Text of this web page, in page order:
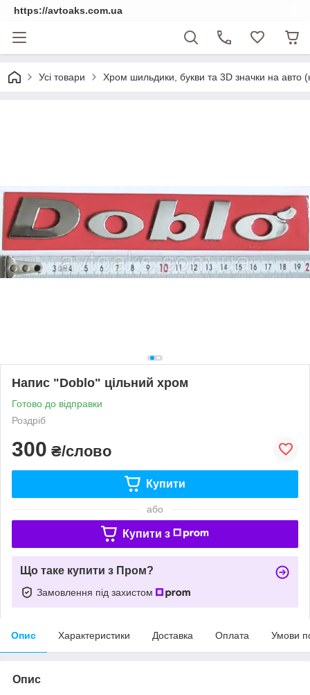
https://avtoaks.com.ua
Усі товари Хром шильдики, букви та 3D значки на авто
Напис "Doblo" цільний хром
Готово до відправки
Роздріб
300 ₴/слово
Купити
або
Купити з
Що таке купити з Пром?
Замовлення під захистом
Опис Характеристики Доставка Оплата Умови
Опис